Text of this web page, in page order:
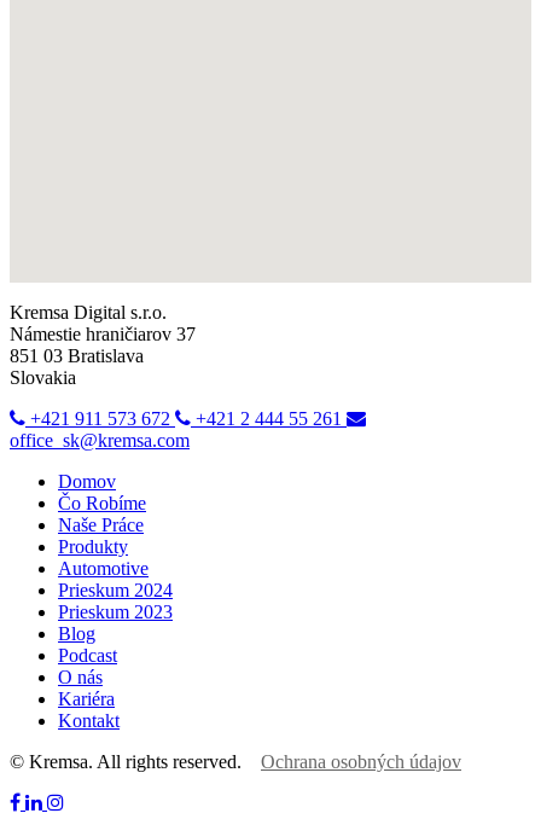
Kremsa Digital s.r.o.
Námestie hraničiarov 37
851 03 Bratislava
Slovakia
+421 911 573 672
+421 2 444 55 261
office_sk@kremsa.com
Domov
Čo Robíme
Naše Práce
Produkty
Automotive
Prieskum 2024
Prieskum 2023
Blog
Podcast
O nás
Kariéra
Kontakt
© Kremsa. All rights reserved. Ochrana osobných údajov